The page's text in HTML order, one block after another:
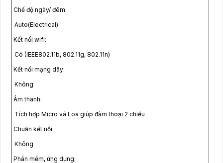
Chế độ ngày/ đêm:
Auto(Electrical)
Kết nối wifi:
Có (IEEE802.11b, 802.11g, 802.11n)
Kết nối mạng dây:
Không
Âm thanh:
Tích hợp Micro và Loa giúp đàm thoại 2 chiều
Chuẩn kết nối:
Không
Phần mềm, ứng dụng: